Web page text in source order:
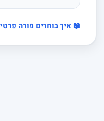
📖 איך בוחרים מורה פרטי